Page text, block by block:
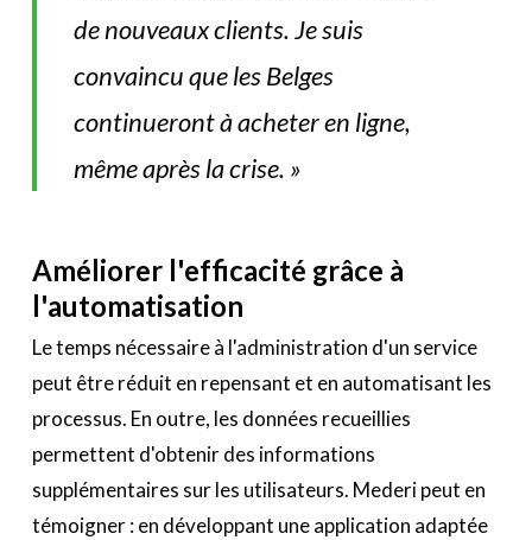
de nouveaux clients. Je suis
convaincu que les Belges
continueront à acheter en ligne,
même après la crise. »
Améliorer l'efficacité grâce à
l'automatisation
Le temps nécessaire à l'administration d'un service
peut être réduit en repensant et en automatisant les
processus. En outre, les données recueillies
permettent d'obtenir des informations
supplémentaires sur les utilisateurs. Mederi peut en
témoigner : en développant une application adaptée